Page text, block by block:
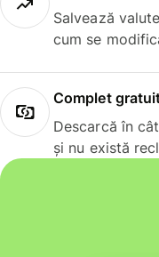
Salvează
cum se
Complet
Descarcă în
și nu există